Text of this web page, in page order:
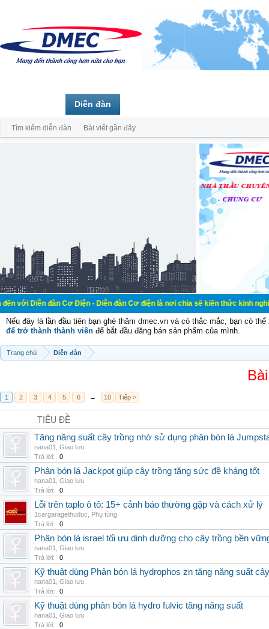
đàn Cơ Điện - Diễn đàn Cơ điện là nơi chia sẽ kiến thức kinh nghiệm
Nếu đây là lần đầu tiên bạn ghé thăm dmec.vn và có thắc mắc, bạn có
để trở thành thành viên để bắt đầu đăng bán sản phẩm của mình.
Trang chủ Diễn đàn
1 2 3 4 5 6 → 10 Tiếp >
TIÊU ĐỀ
Tăng năng suất cây trồng nhờ sử dụng phân bón lá
nana01
Giao lưu
Trả lời:
0
Phân bón lá Jackpot giúp cây trồng tăng sức đề kháng tốt
nana01
Giao lưu
Trả lời:
0
Lỗi trên taplo ô tô: 15+ cảnh báo thường gặp và cách xử lý
1cargaragethuduc
Phụ tùng
Trả lời:
0
Phân bón lá israel tối ưu dinh dưỡng cho cây trồng bền
nana01
Giao lưu
Trả lời:
0
Kỹ thuật dùng Phân bón lá hydrophos zn tăng năng suất cây
nana01
Giao lưu
Trả lời:
0
Kỹ thuật dùng phân bón lá hydro fulvic tăng năng suất
nana01
Giao lưu
Trả lời:
0
Diễn đàn
Tìm kiếm diễn đàn Bài viết gần đây